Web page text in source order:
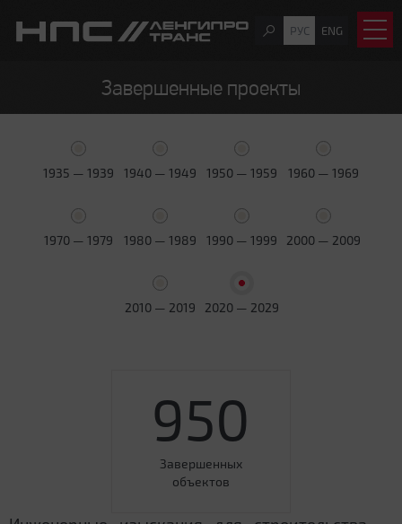
РУС ENG
Завершенные проекты
1935 — 1939 1940 — 1949 1950 — 1959 1960 — 1969
1970 — 1979 1980 — 1989 1990 — 1999 2000 — 2009
2010 — 2019 2020 — 2029
950
Завершенных
объектов